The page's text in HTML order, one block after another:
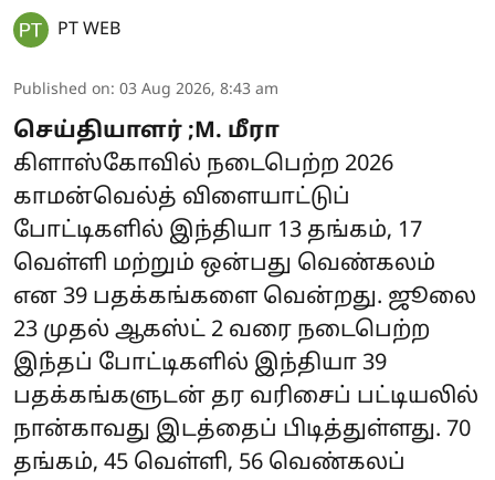
PT WEB
Published on: 03 Aug 2026, 8:43 am
செய்தியாளர் ;M. மீரா
கிளாஸ்கோவில் நடைபெற்ற 2026
காமன்வெல்த் விளையாட்டுப்
போட்டிகளில் இந்தியா 13 தங்கம், 17
வெள்ளி மற்றும் ஒன்பது வெண்கலம்
என 39 பதக்கங்களை வென்றது. ஜூலை
23 முதல் ஆகஸ்ட் 2 வரை நடைபெற்ற
இந்தப் போட்டிகளில் இந்தியா 39
பதக்கங்களுடன் தர வரிசைப் பட்டியலில்
நான்காவது இடத்தைப் பிடித்துள்ளது. 70
தங்கம், 45 வெள்ளி, 56 வெண்கலப்